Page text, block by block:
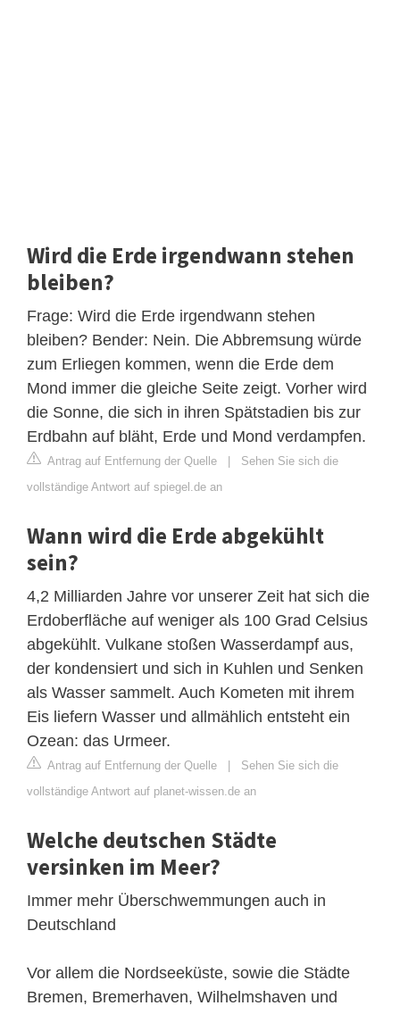
Wird die Erde irgendwann stehen
bleiben?
Frage: Wird die Erde irgendwann stehen
bleiben? Bender: Nein. Die Abbremsung würde
zum Erliegen kommen, wenn die Erde dem
Mond immer die gleiche Seite zeigt. Vorher wird
die Sonne, die sich in ihren Spätstadien bis zur
Erdbahn auf bläht, Erde und Mond verdampfen.
Antrag auf Entfernung der Quelle | Sehen Sie sich die
vollständige Antwort auf spiegel.de an
Wann wird die Erde abgekühlt
sein?
4,2 Milliarden Jahre vor unserer Zeit hat sich die
Erdoberfläche auf weniger als 100 Grad Celsius
abgekühlt. Vulkane stoßen Wasserdampf aus,
der kondensiert und sich in Kuhlen und Senken
als Wasser sammelt. Auch Kometen mit ihrem
Eis liefern Wasser und allmählich entsteht ein
Ozean: das Urmeer.
Antrag auf Entfernung der Quelle | Sehen Sie sich die
vollständige Antwort auf planet-wissen.de an
Welche deutschen Städte
versinken im Meer?
Immer mehr Überschwemmungen auch in
Deutschland
Vor allem die Nordseeküste, sowie die Städte
Bremen, Bremerhaven, Wilhelmshaven und